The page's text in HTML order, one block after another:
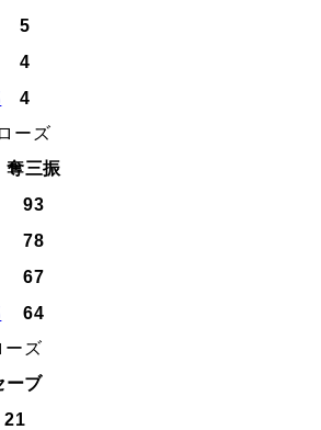
5
4
4
ーズ
奪三振
93
78
67
64
ーズ
ーブ
21